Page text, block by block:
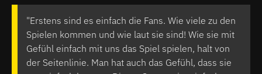
"Erstens sind es einfach die Fans. Wie viele zu den
Spielen kommen und wie laut sie sind! Wie sie mit
Gefühl einfach mit uns das Spiel spielen, halt von
der Seitenlinie. Man hat auch das Gefühl, dass sie